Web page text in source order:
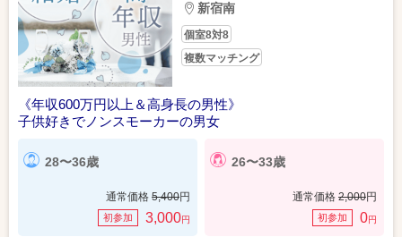
新宿南
個室8対8
複数マッチング
《年収600万円以上＆高身長の男性》
子供好きでノンスモーカーの男女
28〜36歳
通常価格 5,400円
初参加 3,000円
26〜33歳
通常価格 2,000円
初参加 0円